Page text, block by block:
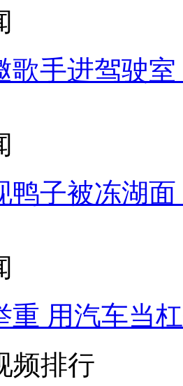
歌手进驾驶
鸭子被冻湖
重 用汽车当
频排行